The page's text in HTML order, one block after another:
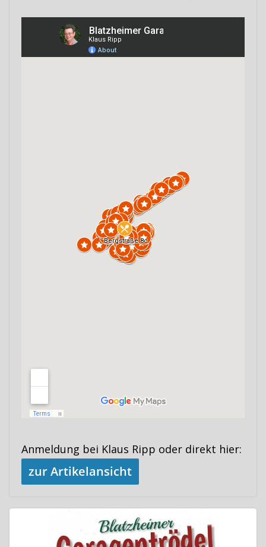
Anmeldung bei Klaus Ripp oder direkt hier:
zur Artikelansicht